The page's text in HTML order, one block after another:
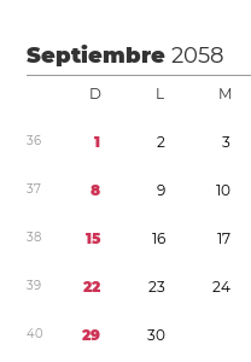
Septiembre2058
D L M
36 1 2 3
37 8 9 10
38 15 16 17
39 22 23 24
40 29 30